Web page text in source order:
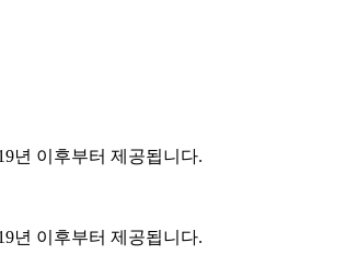
년 이후부터 제공됩니다.
년 이후부터 제공됩니다.